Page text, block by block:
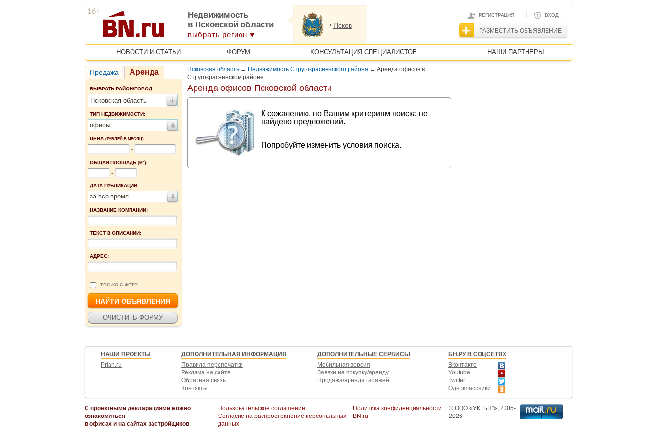
РЕГИСТРАЦИЯ | ВХОД
РАЗМЕСТИТЬ ОБЪЯВЛЕНИЕ
Недвижимость
в Псковской области
выбрать регион
Псков
НОВОСТИ И СТАТЬИ ФОРУМ КОНСУЛЬТАЦИЯ СПЕЦИАЛИСТОВ НАШИ ПАРТНЕРЫ
Продажа Аренда
ВЫБРАТЬ РАЙОН/ГОРОД:
Псковская область
ТИП НЕДВИЖИМОСТИ:
офисы
ЦЕНА (РУБЛЕЙ В МЕСЯЦ):
-
ОБЩАЯ ПЛОЩАДЬ (М2):
-
ДАТА ПУБЛИКАЦИИ:
за все время
НАЗВАНИЕ КОМПАНИИ:
ТЕКСТ В ОПИСАНИИ:
АДРЕС:
ТОЛЬКО С ФОТО
Псковская область → Недвижимость Стругокрасненского района → Аренда офисов в
Стругокрасненском районе
Аренда офисов Псковской области
К сожалению, по Вашим критериям поиска не
найдено предложений.
Попробуйте изменить условия поиска.
НАШИ ПРОЕКТЫ
Prian.ru
ДОПОЛНИТЕЛЬНАЯ ИНФОРМАЦИЯ
Правила перепечатки
Реклама на сайте
Обратная связь
Контакты
ДОПОЛНИТЕЛЬНЫЕ СЕРВИСЫ
Мобильная версия
Заявки на покупку/аренду
Продажа/аренда гаражей
БН.РУ В СОЦСЕТЯХ
Вконтакте
Youtube
Twitter
Одноклассники
С проектными декларациями можно
ознакомиться
в офисах и на сайтах застройщиков
Пользовательское соглашение
Согласие на распространение персональных
данных
Политика конфиденциальности
BN.ru
© ООО «УК "БН"» , 2005-
2026